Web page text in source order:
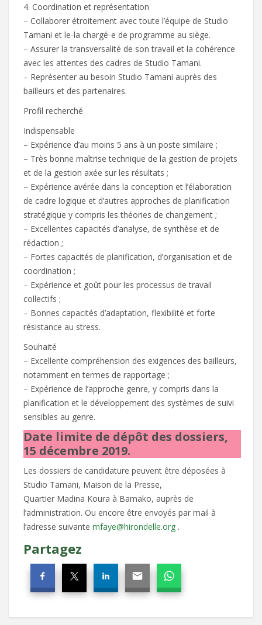
4. Coordination et représentation
– Collaborer étroitement avec toute l’équipe de Studio
Tamani et le-la chargé-e de programme au siège.
– Assurer la transversalité de son travail et la cohérence
avec les attentes des cadres de Studio Tamani.
– Représenter au besoin Studio Tamani auprès des
bailleurs et des partenaires.
Profil recherché
Indispensable
– Expérience d’au moins 5 ans à un poste similaire ;
– Très bonne maîtrise technique de la gestion de projets
et de la gestion axée sur les résultats ;
– Expérience avérée dans la conception et l’élaboration
de cadre logique et d’autres approches de planification
stratégique y compris les théories de changement ;
– Excellentes capacités d’analyse, de synthèse et de
rédaction ;
– Fortes capacités de planification, d’organisation et de
coordination ;
– Expérience et goût pour les processus de travail
collectifs ;
– Bonnes capacités d’adaptation, flexibilité et forte
résistance au stress.
Souhaité
– Excellente compréhension des exigences des bailleurs,
notamment en termes de rapportage ;
– Expérience de l’approche genre, y compris dans la
planification et le développement des systèmes de suivi
sensibles au genre.
Date limite de dépôt des dossiers,
15 décembre 2019.
Les dossiers de candidature peuvent être déposées à
Studio Tamani, Maison de la Presse,
Quartier Madina Koura à Bamako, auprès de
l’administration. Ou encore être envoyés par mail à
l’adresse suivante mfaye@hirondelle.org .
Partagez